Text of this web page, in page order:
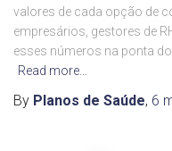
valores de cada opção de
empresários, gestores de
esses números na ponta
Read more…
By Planos de Saúde, 6